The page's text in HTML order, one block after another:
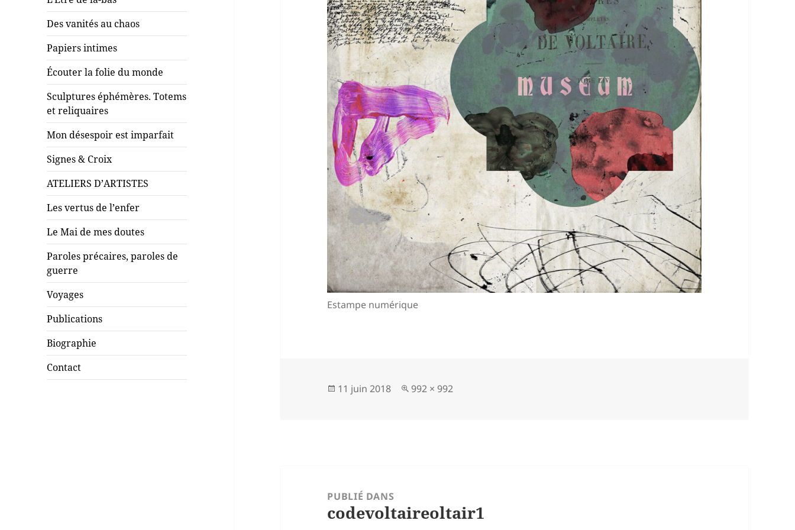
Des vanités au chaos
Papiers intimes
Écouter la folie du monde
Sculptures éphémères. Totems
et reliquaires
Mon désespoir est imparfait
Signes & Croix
ATELIERS D’ARTISTES
Les vertus de l’enfer
Le Mai de mes doutes
Paroles précaires, paroles de
guerre
Voyages
Publications
Biographie
Contact
Estampe numérique
Publié
11 juin 2018
Taille
992 × 992
PUBLIÉ DANS
codevoltaireoltair1